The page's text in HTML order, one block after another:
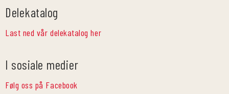
Delekatalog
Last ned vår delekatalog her
I sosiale medier
Følg oss på Facebook